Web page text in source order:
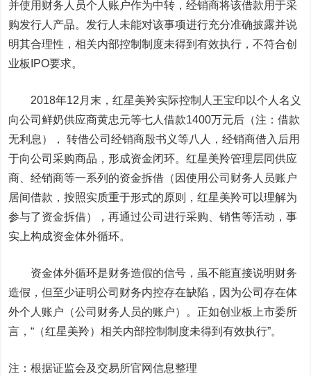
并使用财务人员个人账户作为中转，经销商将该借款用于采
购发行人产品。发行人未能对该事项进行充分准确披露并说
明其合理性，相关内部控制制度未得到有效执行，不符合创
业板IPO要求。
2018年12月末，红星美羚实际控制人王宝印以个人名义
向公司鲜奶供应商黄忠元等七人借款1400万元后（注：借款
无利息）， 转借公司经销商殷书义等八人，经销商借入后用
于向公司采购商品，形成资金闭环。红星美羚管理层同供应
商、经销商等一系列的资金拆借（因使用公司财务人员账户
居间借款，按照实质重于形式的原则，红星美羚可以理解为
参与了资金拆借），再通过公司进行采购、销售等活动，事
实上构成资金体外循环。
资金体外循环是财务造假的信号，虽不能直接说明财务
造假，但至少证明公司财务内控存在缺陷，因为公司存在体
外个人账户（公司财务人员的账户）。正如创业板上市委所
言，“（红星美羚）相关内部控制制度未得到有效执行”。
注：根据证监会及交易所官网信息整理